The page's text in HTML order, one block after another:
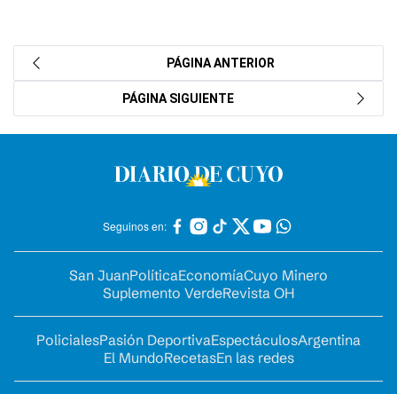
PÁGINA ANTERIOR
PÁGINA SIGUIENTE
Seguinos en:
San JuanPolíticaEconomíaCuyo Minero
Suplemento VerdeRevista OH
PolicialesPasión DeportivaEspectáculosArgentina
El MundoRecetasEn las redes